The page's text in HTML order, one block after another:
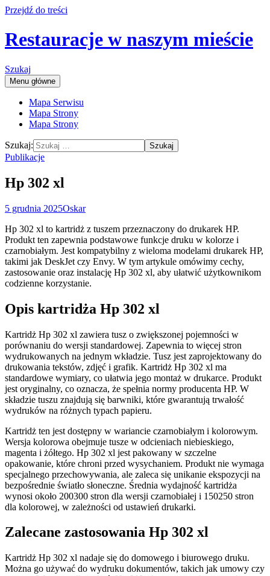
Przejdź do treści
Restauracje w naszym mieście
Szukaj
Menu główne
Mapa Serwisu
Mapa Strony
Mapa Strony
Szukaj:
Publikacje
Hp 302 xl
5 grudnia 2025Oskar
Hp 302 xl to kartridż z tuszem przeznaczony do drukarek HP.
Produkt ten zapewnia podstawowe funkcje druku w kolorze i
czarnobiałym. Jest kompatybilny z wieloma modelami drukarek HP,
takimi jak DeskJet czy Envy. W tym artykule omówimy cechy,
zastosowanie oraz instalację Hp 302 xl, aby ułatwić użytkownikom
codzienne korzystanie.
Opis kartridża Hp 302 xl
Kartridż Hp 302 xl zawiera tusz o zwiększonej pojemności w
porównaniu do wersji standardowej. Zapewnia to więcej stron
wydrukowanych na jednym wkładzie. Tusz jest zaprojektowany do
drukowania tekstów, zdjęć i grafik. Kartridż Hp 302 xl ma
standardowe wymiary, co ułatwia jego montaż w drukarce. Produkt
jest oryginalny, co oznacza, że spełnia normy producenta HP. W
składzie tuszu znajdują się barwniki, które gwarantują trwałość
wydruków na różnych typach papieru.
Kartridż ten jest dostępny w wariancie czarnobiałym i kolorowym.
Wersja kolorowa obejmuje tusze w odcieniach niebieskiego,
magenta i żółtego. Hp 302 xl jest pakowany w szczelne
opakowanie, które chroni przed wysychaniem. Produkt nie wymaga
specjalnego przechowywania, ale zaleca się unikanie ekspozycji na
bezpośrednie światło słoneczne. Średnia wydajność kartridża
wynosi około 200300 stron dla wersji czarnobiałej i 150250 stron
dla kolorowej, w zależności od ustawień drukarki.
Zalecane zastosowania Hp 302 xl
Kartridż Hp 302 xl nadaje się do domowego i biurowego druku.
Można go używać do wydruku dokumentów, takich jak umowy czy